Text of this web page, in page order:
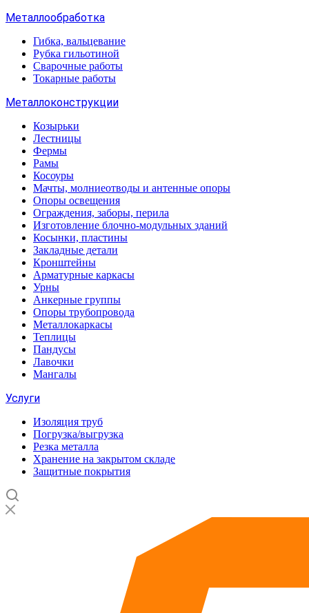
Металлообработка
Гибка, вальцевание
Рубка гильотиной
Сварочные работы
Токарные работы
Металлоконструкции
Козырьки
Лестницы
Фермы
Рамы
Косоуры
Мачты, молниеотводы и антенные опоры
Опоры освещения
Ограждения, заборы, перила
Изготовление блочно-модульных зданий
Косынки, пластины
Закладные детали
Кронштейны
Арматурные каркасы
Урны
Анкерные группы
Опоры трубопровода
Металлокаркасы
Теплицы
Пандусы
Лавочки
Мангалы
Услуги
Изоляция труб
Погрузка/выгрузка
Резка металла
Хранение на закрытом складе
Защитные покрытия